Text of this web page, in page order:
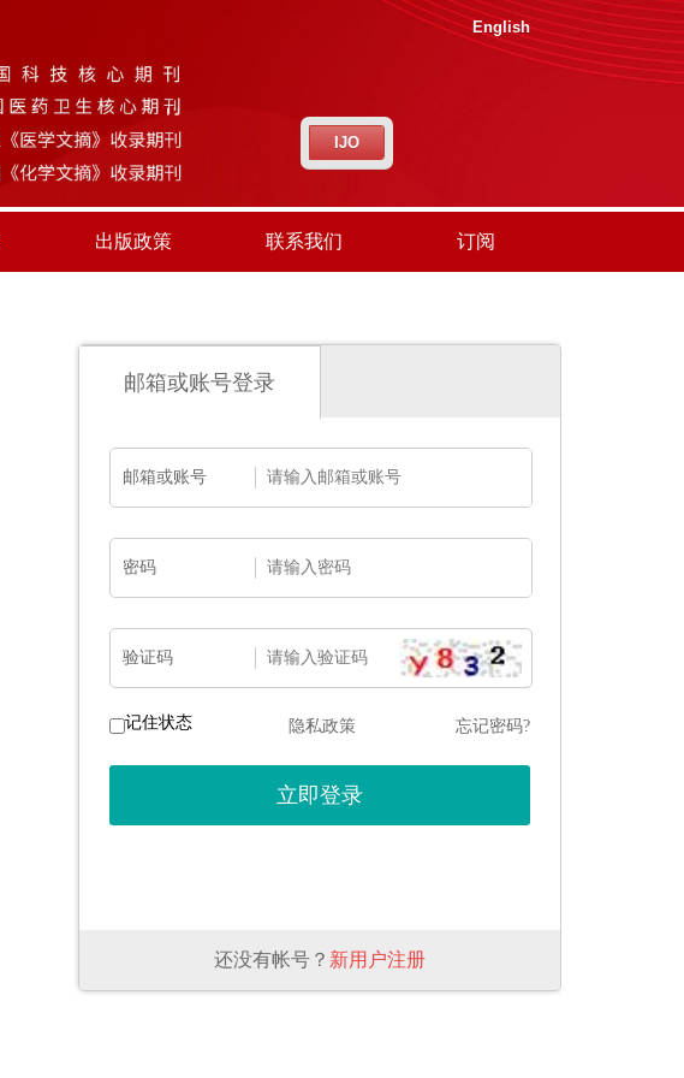
English
IJO
出版政策 联系我们 订阅
邮箱或账号登录
邮箱或账号
密码
验证码
记住状态 隐私政策 忘记密码?
还没有帐号？ 新用户注册